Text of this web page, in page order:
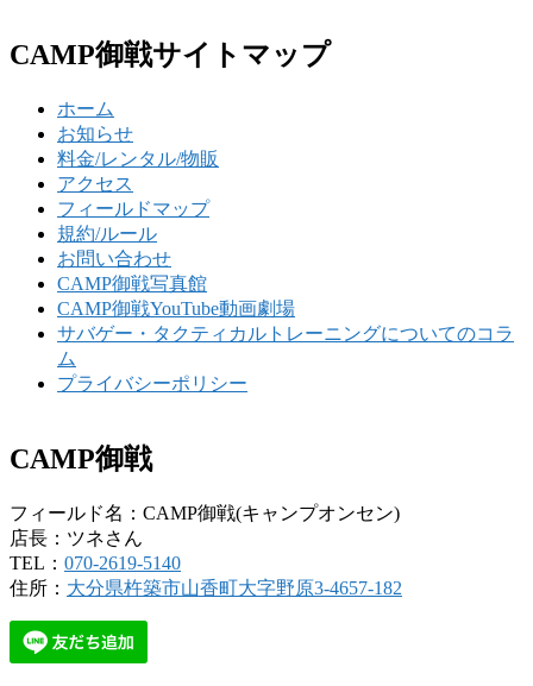
CAMP御戦サイトマップ
ホーム
お知らせ
料金/レンタル/物販
アクセス
フィールドマップ
規約/ルール
お問い合わせ
CAMP御戦写真館
CAMP御戦YouTube動画劇場
サバゲー・タクティカルトレーニングについてのコラ
ム
プライバシーポリシー
CAMP御戦
フィールド名：CAMP御戦(キャンプオンセン)
店長：ツネさん
TEL： 070-2619-5140
住所： 大分県杵築市山香町大字野原3-4657-182